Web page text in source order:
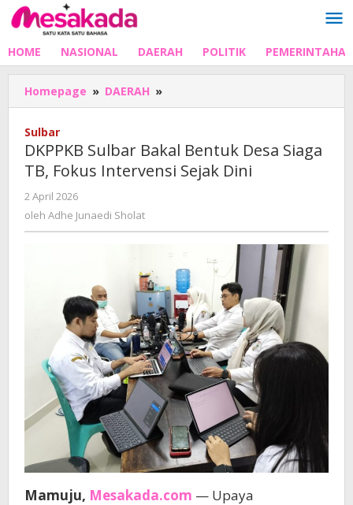
Lewati
ke
HOME NASIONAL DAERAH POLITIK
Homepage » DAERAH »
Sulbar
Desa
Siaga
Dini
Sulbar
DKPPKB Sulbar Bakal Bentuk Desa Siaga
TB, Fokus Intervensi Sejak Dini
2 April 2026
Adhe
oleh Adhe Junaedi Sholat
Mamuju, Mesakada.com — Upaya